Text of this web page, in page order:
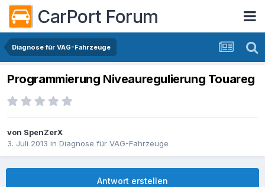
CarPort Forum
Diagnose für VAG-Fahrzeuge
Programmierung Niveauregulierung Touareg
von SpenZerX
3. Juli 2013 in Diagnose für VAG-Fahrzeuge
Antwort erstellen